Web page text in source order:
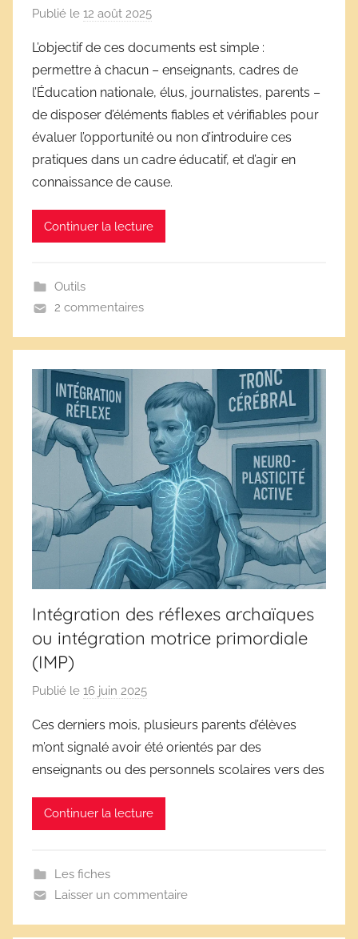
Publié le 12 août 2025
r
D
é
r
i
v
e
s
c
r
e
s
L’objectif de ces documents est simple :
permettre à chacun – enseignants, cadres de
l’Éducation nationale, élus, journalistes, parents –
de disposer d’éléments fiables et vérifiables pour
évaluer l’opportunité ou non d’introduire ces
pratiques dans un cadre éducatif, et d’agir en
connaissance de cause.
Continuer la lecture
Outils
2 commentaires
Intégration des réflexes archaïques
ou intégration motrice primordiale
(IMP)
Publié le 16 juin 2025
r
D
é
r
i
s
Ces derniers mois, plusieurs parents d’élèves
m’ont signalé avoir été orientés par des
enseignants ou des personnels scolaires vers des
Continuer la lecture
Les fiches
Laisser un commentaire